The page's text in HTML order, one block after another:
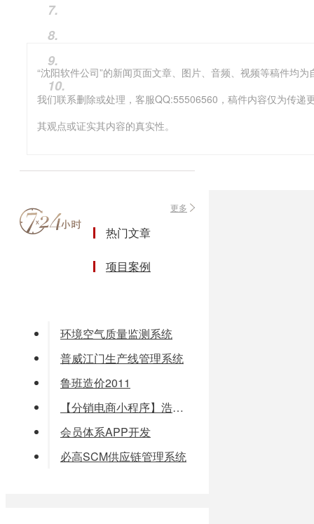
我们联系删除或处理，客服QQ:55506560，稿件内容仅为传递
其观点或证实其内容的真实性。
更多
热门文章
7.
8.
9.
10.
项目案例
环境空气质量监测系统
普威江门生产线管理系统
鲁班造价2011
【分销电商小程序】浩泽净水
会员体系APP开发
必高SCM供应链管理系统